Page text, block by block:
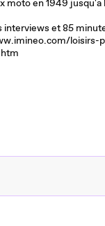
moto en 1949
et 85